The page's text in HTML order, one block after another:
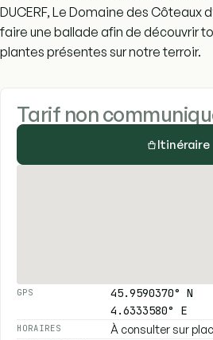
DUCERF, Le Domaine des Côteaux
faire une ballade afin de découvrir
plantes présentes sur notre terroir.
Tarif non
Itinéraire
GPS
45.9590370° N
4.6333580° E
HORAIRES À consulter sur